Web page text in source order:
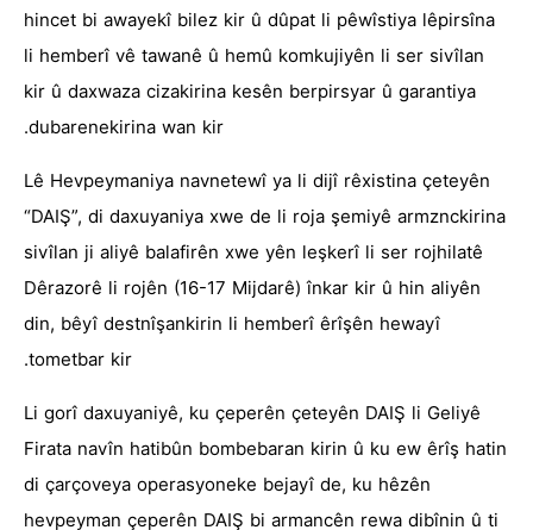
hincet bi awayekî bilez kir û dûpat li pêwîstiya lêpirsîna
li hemberî vê tawanê û hemû komkujiyên li ser sivîlan
kir û daxwaza cizakirina kesên berpirsyar û garantiya
dubarenekirina wan kir.
Lê Hevpeymaniya navnetewî ya li dijî rêxistina çeteyên
“DAIŞ”, di daxuyaniya xwe de li roja şemiyê armznckirina
sivîlan ji aliyê balafirên xwe yên leşkerî li ser rojhilatê
Dêrazorê li rojên (16-17 Mijdarê) înkar kir û hin aliyên
din, bêyî destnîşankirin li hemberî êrîşên hewayî
tometbar kir.
Li gorî daxuyaniyê, ku çeperên çeteyên DAIŞ li Geliyê
Firata navîn hatibûn bombebaran kirin û ku ew êrîş hatin
di çarçoveya operasyoneke bejayî de, ku hêzên
hevpeyman çeperên DAIŞ bi armancên rewa dibînin û ti